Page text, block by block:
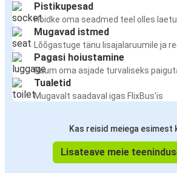
Düsseldorf
Baden-Baden
Düsseldorf
Tallinn
Nantes
Tallinn
Pistikupesad
Hoidke oma seadmed teel olles
Mugavad istmed
Lõõgastuge tänu lisajalaruumile ja
Pagasi hoiustamine
Ruum oma asjade turvaliseks
Tualetid
Mugavalt saadaval igas FlixBus'is
Kas reisid meiega esimest
Lisateave meie